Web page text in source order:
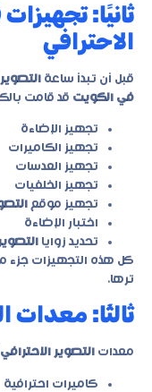
ثانيًا:
الاحترافي
قبل أن تبدأ ساعة
في الكويت قد قامت
تجهيز الإضاءة
تجهيز الكاميرات
تجهيز العدسات
تجهيز الخلفيات
تجهيز موقع
اختبار الإضاءة
تحديد زوايا
كل هذه التجهيزات جزء
ترها.
ثالثًا: معدات
معدات التصوير الاحترافي
كاميرات احترافية